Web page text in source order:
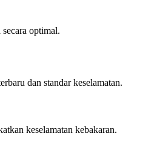
optimal.
dan standar keselamatan.
keselamatan kebakaran.